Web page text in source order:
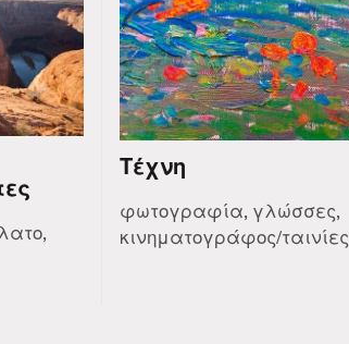
Τέχνη
φωτογραφία, γλώσσες,
κινηματογράφος/ταινίες